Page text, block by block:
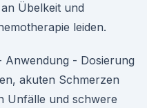
Übelkeit und
leiden.
Anwendung - Dosierung
akuten Schmerzen
Unfälle und schwere